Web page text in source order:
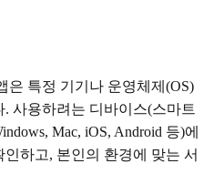
은 특정 기기나 운영체제(OS)
사용하려는 디바이스(스마트
Mac, iOS, Android 등)에
하고, 본인의 환경에 맞는 서